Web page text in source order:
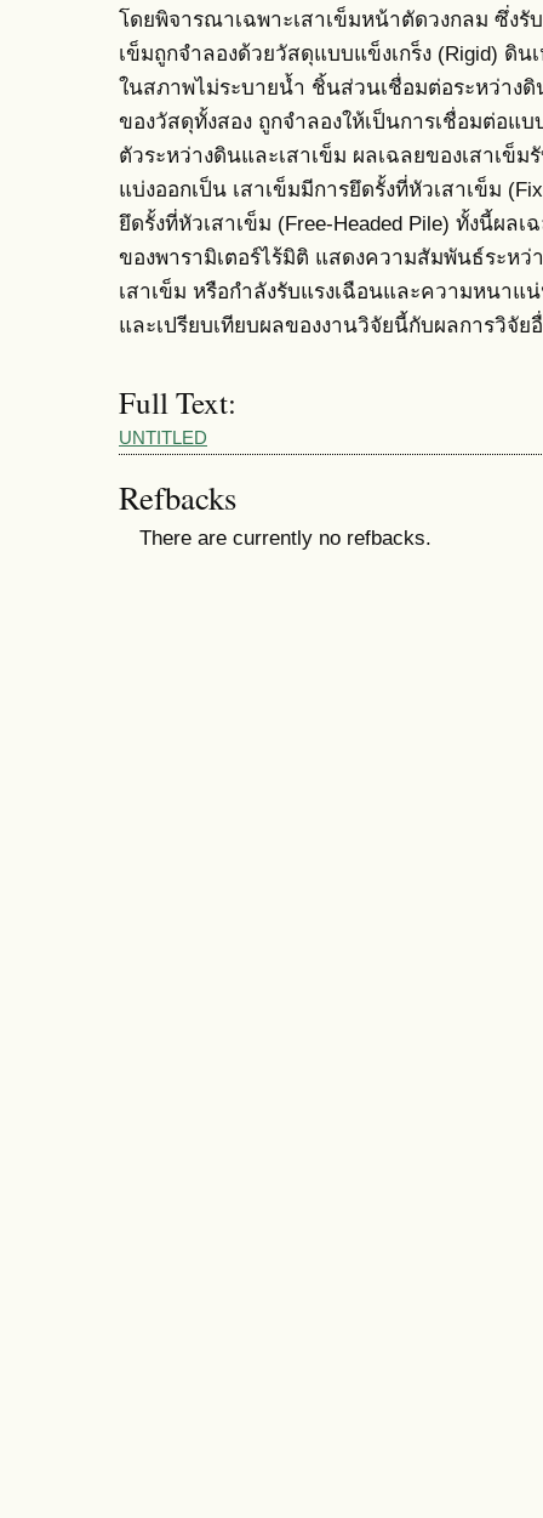
โดยพิจารณาเฉพาะเสาเข็มหน้าตัดวงกลม ซึ่งรั
เข็มถูกจำลองด้วยวัสดุแบบแข็งเกร็ง (Rigid) ดิ
ในสภาพไม่ระบายน้ำ ชิ้นส่วนเชื่อมต่อระหว่างดิ
ของวัสดุทั้งสอง ถูกจำลองให้เป็นการเชื่อมต่อแ
ตัวระหว่างดินและเสาเข็ม ผลเฉลยของเสาเข็
แบ่งออกเป็น เสาเข็มมีการยึดรั้งที่หัวเสาเข็ม
ยึดรั้งที่หัวเสาเข็ม (Free-Headed Pile) ทั้งนี้ผล
ของพารามิเตอร์ไร้มิติ แสดงความสัมพันธ์ระห
เสาเข็ม หรือกำลังรับแรงเฉือนและความหนาแ
และเปรียบเทียบผลของงานวิจัยนี้กับผลการวิจัย
Full Text:
UNTITLED
Refbacks
There are currently no refbacks.